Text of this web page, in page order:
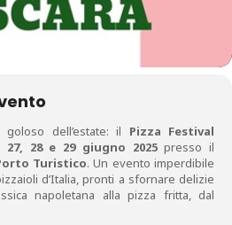
goloso dell’estate: il Pizza Festival
27, 28 e 29 giugno 2025presso il
Turistico. Un evento imperdibile
d’Italia, pronti a sfornare delizie
napoletana alla pizza fritta, dal